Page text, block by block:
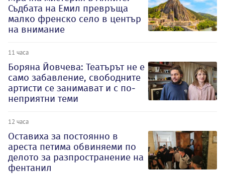
Съдбата на Емил превръща
малко френско село в център
на внимание
11 часа
Боряна Йовчева: Театърът не е
само забавление, свободните
артисти се занимават и с по-
неприятни теми
12 часа
Оставиха за постоянно в
ареста петима обвиняеми по
делото за разпространение на
фентанил